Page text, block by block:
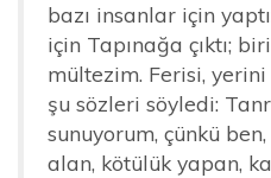
bazı insanlar için
için Tapınağa çıktı;
mültezim. Ferisi,
şu sözleri söyledi:
sunuyorum, çünkü ben,
alan, kötülük yapan,